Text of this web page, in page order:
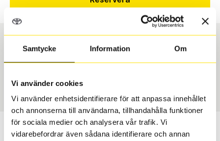
Samtycke Information Om
Vi använder cookies
Vi använder enhetsidentifierare för att anpassa innehållet
och annonserna till användarna, tillhandahålla funktioner
för sociala medier och analysera vår trafik. Vi
vidarebefordrar även sådana identifierare och annan
Däcktyp
Vinter
Däckstorlek
225/45 R 19 96V
1523
Passar detta däck min bil?